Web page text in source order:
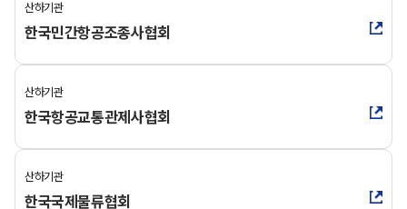
산하기관
한국민간항공조종사협회
산하기관
한국항공교통관제사협회
산하기관
한국국제물류협회